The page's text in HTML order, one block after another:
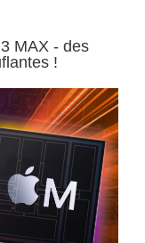
MAX - des
!